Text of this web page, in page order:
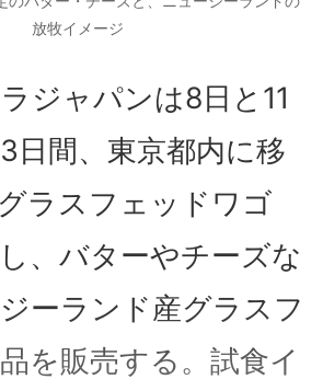
放牧イメージ
ジャパンは8日と11
日間、東京都内に移
ラスフェッドワゴ
、バターやチーズな
ーランド産グラスフ
を販売する。試食イ